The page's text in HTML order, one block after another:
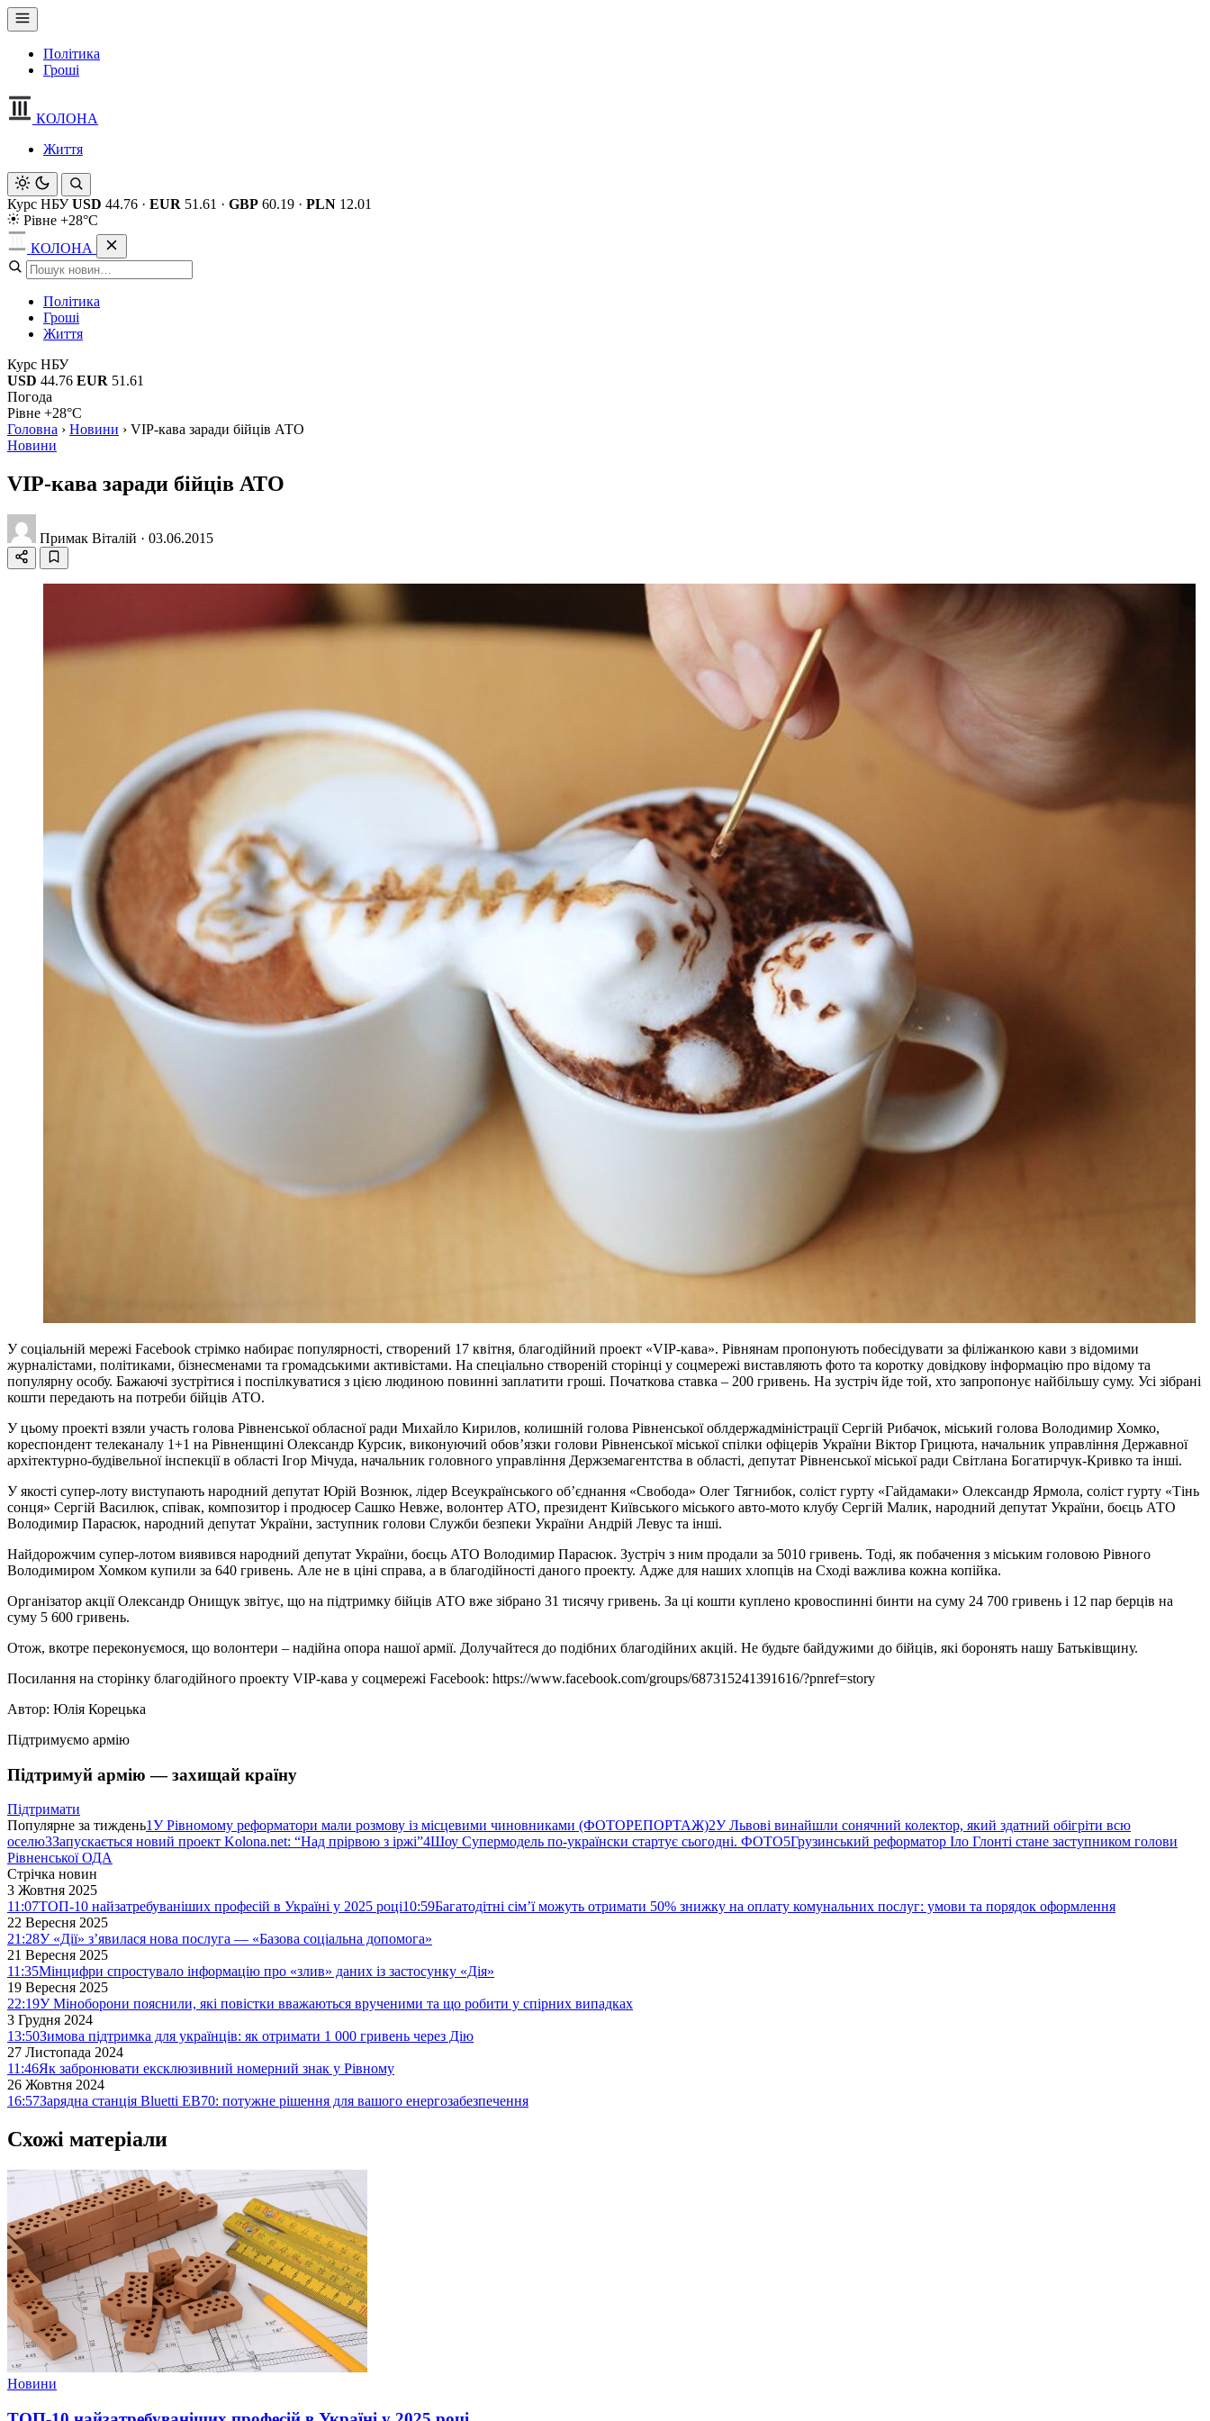
Політика
Гроші
КОЛОНА
Життя
Курс НБУ USD 44.76 · EUR 51.61 · GBP 60.19 · PLN 12.01
Рівне +28°C
КОЛОНА
Політика
Гроші
Життя
Курс НБУ
USD 44.76 EUR 51.61
Погода
Рівне +28°C
Головна › Новини › VIP-кава заради бійців АТО
Новини
VIP-кава заради бійців АТО
Примак Віталій · 03.06.2015
У соціальній мережі Facebook стрімко набирає популярності, створений 17 квітня, благодійний проект «VIP-кава». Рівнянам пропонують побесідувати за філіжанкою кави з відомими
журналістами, політиками, бізнесменами та громадськими активістами. На спеціально створеній сторінці у соцмережі виставляють фото та коротку довідкову інформацію про відому та
популярну особу. Бажаючі зустрітися і поспілкуватися з цією людиною повинні заплатити гроші. Початкова ставка – 200 гривень. На зустріч йде той, хто запропонує найбільшу суму. Усі зібрані
кошти передають на потреби бійців АТО.
У цьому проекті взяли участь голова Рівненської обласної ради Михайло Кирилов, колишній голова Рівненської облдержадміністрації Сергій Рибачок, міський голова Володимир Хомко,
кореспондент телеканалу 1+1 на Рівненщині Олександр Курсик, виконуючий обов’язки голови Рівненської міської спілки офіцерів України Віктор Грицюта, начальник управління Державної
архітектурно-будівельної інспекції в області Ігор Мічуда, начальник головного управління Держземагентства в області, депутат Рівненської міської ради Світлана Богатирчук-Кривко та інші.
У якості супер-лоту виступають народний депутат Юрій Вознюк, лідер Всеукраїнського об’єднання «Свобода» Олег Тягнибок, соліст гурту «Гайдамаки» Олександр Ярмола, соліст гурту «Тінь
сонця» Сергій Василюк, співак, композитор і продюсер Сашко Невже, волонтер АТО, президент Київського міського авто-мото клубу Сергій Малик, народний депутат України, боєць АТО
Володимир Парасюк, народний депутат України, заступник голови Служби безпеки України Андрій Левус та інші.
Найдорожчим супер-лотом виявився народний депутат України, боєць АТО Володимир Парасюк. Зустріч з ним продали за 5010 гривень. Тоді, як побачення з міським головою Рівного
Володимиром Хомком купили за 640 гривень. Але не в ціні справа, а в благодійності даного проекту. Адже для наших хлопців на Сході важлива кожна копійка.
Організатор акції Олександр Онищук звітує, що на підтримку бійців АТО вже зібрано 31 тисячу гривень. За ці кошти куплено кровоспинні бинти на суму 24 700 гривень і 12 пар берців на
суму 5 600 гривень.
Отож, вкотре переконуємося, що волонтери – надійна опора нашої армії. Долучайтеся до подібних благодійних акцій. Не будьте байдужими до бійців, які боронять нашу Батьківщину.
Посилання на сторінку благодійного проекту VIP-кава у соцмережі Facebook: https://www.facebook.com/groups/687315241391616/?pnref=story
Автор: Юлія Корецька
Підтримуємо армію
Підтримуй армію — захищай країну
Підтримати
Популярне за тиждень1У Рівномому реформатори мали розмову із місцевими чиновниками (ФОТОРЕПОРТАЖ)2У Львові винайшли сонячний колектор, який здатний обігріти всю
оселю3Запускається новий проект Kolona.net: “Над прірвою з іржі”4Шоу Супермодель по-українски стартує сьогодні. ФОТО5Грузинський реформатор Іло Глонті стане заступником голови
Рівненської ОДА
Стрічка новин
3 Жовтня 2025
11:07ТОП-10 найзатребуваніших професій в Україні у 2025 році10:59Багатодітні сім’ї можуть отримати 50% знижку на оплату комунальних послуг: умови та порядок оформлення
22 Вересня 2025
21:28У «Дії» з’явилася нова послуга — «Базова соціальна допомога»
21 Вересня 2025
11:35Мінцифри спростувало інформацію про «злив» даних із застосунку «Дія»
19 Вересня 2025
22:19У Міноборони пояснили, які повістки вважаються врученими та що робити у спірних випадках
3 Грудня 2024
13:50Зимова підтримка для українців: як отримати 1 000 гривень через Дію
27 Листопада 2024
11:46Як забронювати ексклюзивний номерний знак у Рівному
26 Жовтня 2024
16:57Зарядна станція Bluetti EB70: потужне рішення для вашого енергозабезпечення
Схожі матеріали
Новини